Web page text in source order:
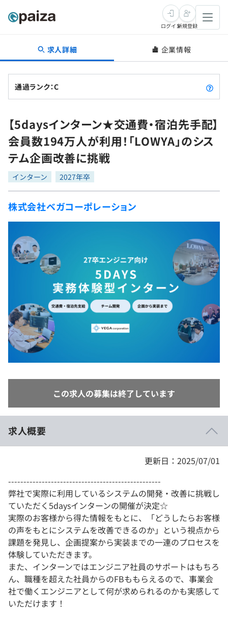
転職・キャリア
転職成功ガイド
転職エージェント
インタビュー
転職成功ガイド
新卒就活
求人検索
本選考
インターン
新卒エージェント
イベント・セミナー
インタビュー
就活成功ガイド
学習
問題集
4択課題
リファレンス
個人向けプラン
法人向けプラン
学校向けプラン
プログラミング言語
再チャレンジ結果一覧
ゲーム・マンガ
Tech Team Journal
paiza times
paizaとは？
ログイン新規登録
求人詳細 企業情報
通過ランク：C
【5daysインターン★交通費・宿泊先手配】
会員数194万人が利用！「LOWYA」のシス
テム企画改善に挑戦
インターン 2027年卒
株式会社ベガコーポレーション
この求人の募集は終了しています
求人概要
更新日：2025/07/01
--------------------------------------------------
弊社で実際に利用しているシステムの開発・改善に挑戦し
ていただく5daysインターンの開催が決定☆
実際のお客様から得た情報をもとに、「どうしたらお客様
の声をもとにシステムを改善できるのか」という視点から
課題を発見し、企画提案から実装までの一連のプロセスを
体験していただきます。
また、インターンではエンジニア社員のサポートはもちろ
ん、職種を超えた社員からのFBももらえるので、事業会
社で働くエンジニアとして何が求められるのかも実感して
いただけます！